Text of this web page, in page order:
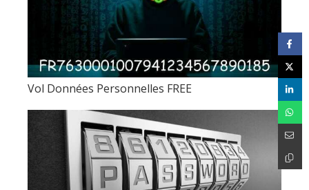
Vol Données Personnelles FREE